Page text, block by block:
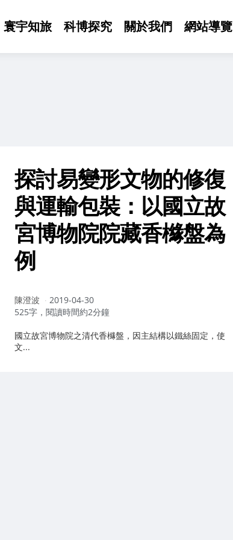
寰宇知旅 科博探究 關於我們 網站導覽
探討易變形文物的修復
與運輸包裝：以國立故
宮博物院院藏香櫞盤為
例
作
者：
陳澄波
2019-04-30
525字，閱讀時間約2分鐘
國立故宮博物院之清代香櫞盤，因主結構以鐵絲固定，使
文...